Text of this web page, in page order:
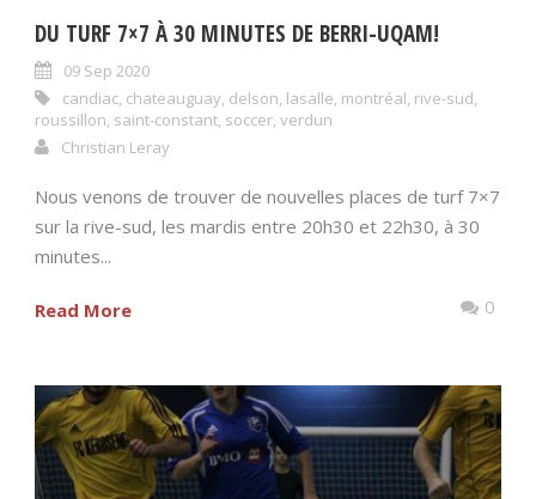
DU TURF 7×7 À 30 MINUTES DE BERRI-UQAM!
09 Sep 2020
candiac, chateauguay, delson, lasalle, montréal, rive-sud,
roussillon, saint-constant, soccer, verdun
Christian Leray
Nous venons de trouver de nouvelles places de turf 7×7
sur la rive-sud, les mardis entre 20h30 et 22h30, à 30
minutes...
Read More 0